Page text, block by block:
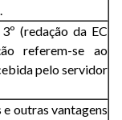
(redação da EC
referem-se ao
pelo servidor
outras vantagens